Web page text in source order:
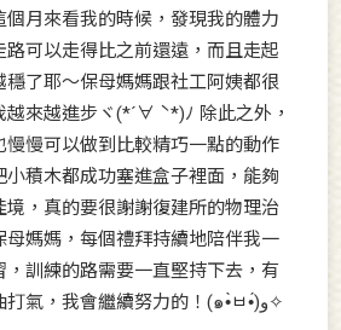
個月來看我的時候，發現我的體力
路可以走得比之前還遠，而且走起
穩了耶～保母媽媽跟社工阿姨都很
越來越進步ヾ(*´∀ ˋ*)ﾉ 除此之外，
慢慢可以做到比較精巧一點的動作
小積木都成功塞進盒子裡面，能夠
境，真的要很謝謝復建所的物理治
母媽媽，每個禮拜持續地陪伴我一
，訓練的路需要一直堅持下去，有
大家的加油打氣，我會繼續努力的！(๑•̀ㅂ•́)و✧